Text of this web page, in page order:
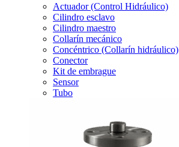
Actuador (Control Hidráulico)
Cilindro esclavo
Cilindro maestro
Collarín mecánico
Concéntrico (Collarín hidráulico)
Conector
Kit de embrague
Sensor
Tubo